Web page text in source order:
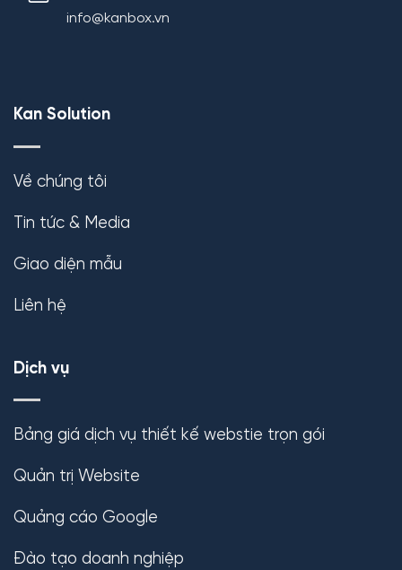
info@kanbox.vn
Kan Solution
Về chúng tôi
Tin tức & Media
Giao diện mẫu
Liên hệ
Dịch vụ
Bảng giá dịch vụ thiết kế webstie trọn gói
Quản trị Website
Quảng cáo Google
Đào tạo doanh nghiệp